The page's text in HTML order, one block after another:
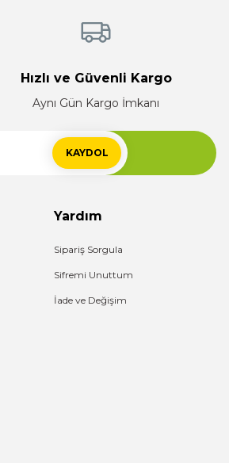
Hızlı ve Güvenli Kargo
Aynı Gün Kargo İmkanı
KAYDOL
Yardım
Sipariş Sorgula
Sifremi Unuttum
İade ve Değişim